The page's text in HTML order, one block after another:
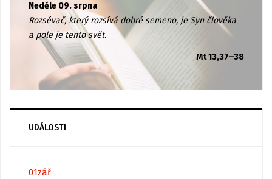
Neděle 09. srpna
Rozsévač, který rozsívá dobré semeno, je Syn člověka
a pole je tento svět.
Mt 13,37–38
UDÁLOSTI
01zář